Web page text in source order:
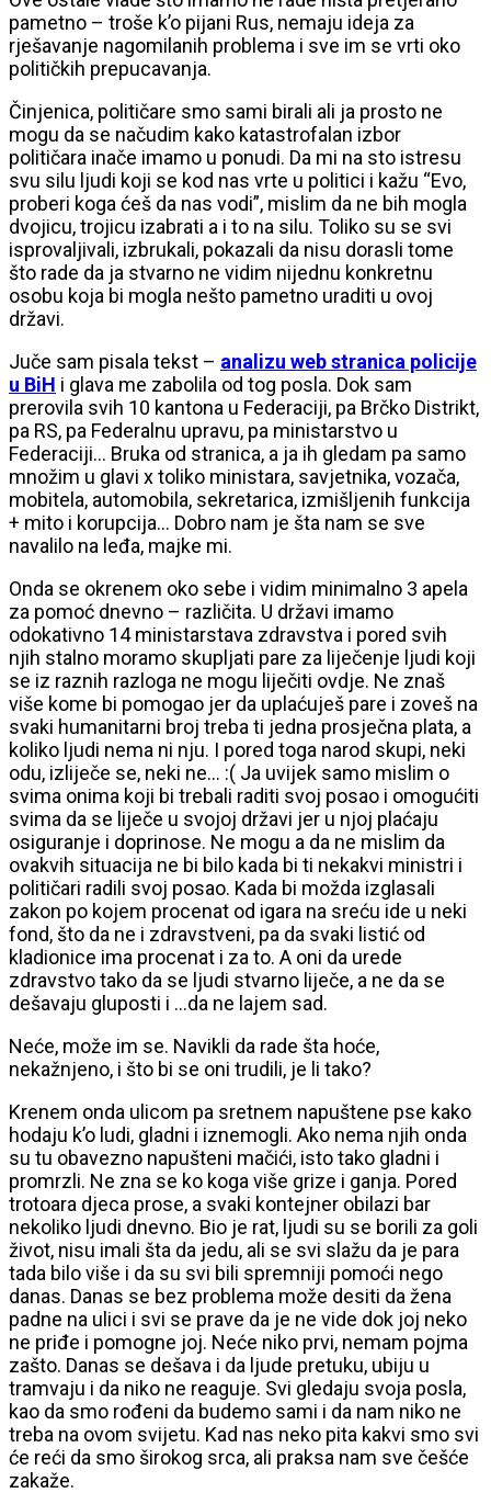
pametno – troše k’o pijani Rus, nemaju ideja za
rješavanje nagomilanih problema i sve im se vrti oko
političkih prepucavanja.
Činjenica, političare smo sami birali ali ja prosto ne
mogu da se načudim kako katastrofalan izbor
političara inače imamo u ponudi. Da mi na sto istresu
svu silu ljudi koji se kod nas vrte u politici i kažu “Evo,
proberi koga ćeš da nas vodi”, mislim da ne bih mogla
dvojicu, trojicu izabrati a i to na silu. Toliko su se svi
isprovaljivali, izbrukali, pokazali da nisu dorasli tome
što rade da ja stvarno ne vidim nijednu konkretnu
osobu koja bi mogla nešto pametno uraditi u ovoj
državi.
Juče sam pisala tekst – analizu web stranica policije
u BiH i glava me zabolila od tog posla. Dok sam
prerovila svih 10 kantona u Federaciji, pa Brčko Distrikt,
pa RS, pa Federalnu upravu, pa ministarstvo u
Federaciji… Bruka od stranica, a ja ih gledam pa samo
množim u glavi x toliko ministara, savjetnika, vozača,
mobitela, automobila, sekretarica, izmišljenih funkcija
+ mito i korupcija… Dobro nam je šta nam se sve
navalilo na leđa, majke mi.
Onda se okrenem oko sebe i vidim minimalno 3 apela
za pomoć dnevno – različita. U državi imamo
odokativno 14 ministarstava zdravstva i pored svih
njih stalno moramo skupljati pare za liječenje ljudi koji
se iz raznih razloga ne mogu liječiti ovdje. Ne znaš
više kome bi pomogao jer da uplaćuješ pare i zoveš na
svaki humanitarni broj treba ti jedna prosječna plata, a
koliko ljudi nema ni nju. I pored toga narod skupi, neki
odu, izliječe se, neki ne… :( Ja uvijek samo mislim o
svima onima koji bi trebali raditi svoj posao i omogućiti
svima da se liječe u svojoj državi jer u njoj plaćaju
osiguranje i doprinose. Ne mogu a da ne mislim da
ovakvih situacija ne bi bilo kada bi ti nekakvi ministri i
političari radili svoj posao. Kada bi možda izglasali
zakon po kojem procenat od igara na sreću ide u neki
fond, što da ne i zdravstveni, pa da svaki listić od
kladionice ima procenat i za to. A oni da urede
zdravstvo tako da se ljudi stvarno liječe, a ne da se
dešavaju gluposti i …da ne lajem sad.
Neće, može im se. Navikli da rade šta hoće,
nekažnjeno, i što bi se oni trudili, je li tako?
Krenem onda ulicom pa sretnem napuštene pse kako
hodaju k’o ludi, gladni i iznemogli. Ako nema njih onda
su tu obavezno napušteni mačići, isto tako gladni i
promrzli. Ne zna se ko koga više grize i ganja. Pored
trotoara djeca prose, a svaki kontejner obilazi bar
nekoliko ljudi dnevno. Bio je rat, ljudi su se borili za goli
život, nisu imali šta da jedu, ali se svi slažu da je para
tada bilo više i da su svi bili spremniji pomoći nego
danas. Danas se bez problema može desiti da žena
padne na ulici i svi se prave da je ne vide dok joj neko
ne priđe i pomogne joj. Neće niko prvi, nemam pojma
zašto. Danas se dešava i da ljude pretuku, ubiju u
tramvaju i da niko ne reaguje. Svi gledaju svoja posla,
kao da smo rođeni da budemo sami i da nam niko ne
treba na ovom svijetu. Kad nas neko pita kakvi smo svi
će reći da smo širokog srca, ali praksa nam sve češće
zakaže.